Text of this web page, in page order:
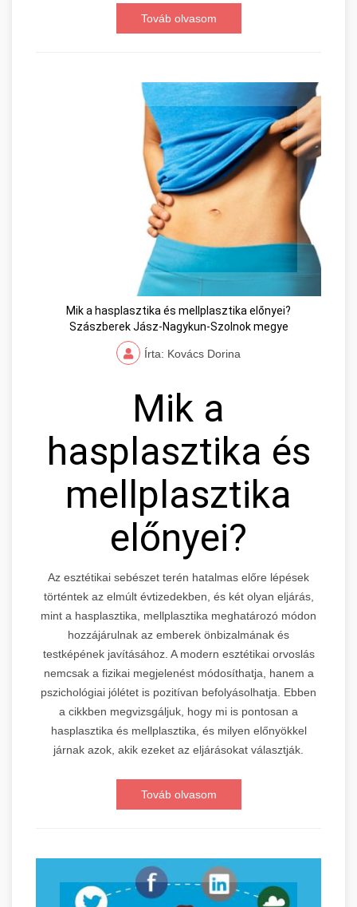
Továb olvasom
Mik a hasplasztika és mellplasztika előnyei?
Szászberek Jász-Nagykun-Szolnok megye
Írta: Kovács Dorina
Mik a
hasplasztika és
mellplasztika
előnyei?
Az esztétikai sebészet terén hatalmas előre lépések
történtek az elmúlt évtizedekben, és két olyan eljárás,
mint a hasplasztika, mellplasztika meghatározó módon
hozzájárulnak az emberek önbizalmának és
testképének javításához. A modern esztétikai orvoslás
nemcsak a fizikai megjelenést módosíthatja, hanem a
pszichológiai jólétet is pozitívan befolyásolhatja. Ebben
a cikkben megvizsgáljuk, hogy mi is pontosan a
hasplasztika és mellplasztika, és milyen előnyökkel
járnak azok, akik ezeket az eljárásokat választják.
Továb olvasom